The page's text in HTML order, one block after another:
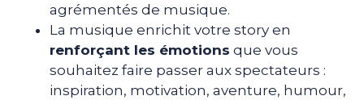
agrémentés de musique.
La musique enrichit votre story en
renforçant les émotions que vous
souhaitez faire passer aux spectateurs :
inspiration, motivation, aventure, humour,